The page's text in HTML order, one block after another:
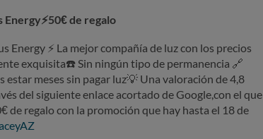
de regalo
Energy ⚡ La mejor compañía de luz con los precios
exquisita☎️ Sin ningún tipo de permanencia 🔗
estar meses sin pagar luz💡 Una valoración de 4,8
del siguiente enlace acortado de Google,con el que
de regalo con la promoción que hay hasta el 18 de